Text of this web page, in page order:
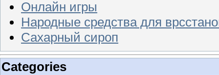
Онлайн игры
Народные средства для
Сахарный сироп
Categories